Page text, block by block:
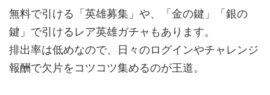
無料で引ける「英雄募集」や、「金の鍵」「銀の
鍵」で引けるレア英雄ガチャもあります。
排出率は低めなので、日々のログインやチャレンジ
報酬で欠片をコツコツ集めるのが王道。